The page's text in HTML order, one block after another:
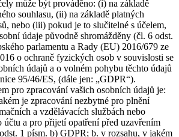
může být prováděno: (i) na základě
souhlasu, (ii) na základě platných
nebo (iii) pokud je to slučitelné s účelem,
údaje původně shromážděny (čl. 6 odst.
parlamentu a Rady (EU) 2016/679 ze
o ochraně fyzických osob v souvislosti se
údajů a o volném pohybu těchto údajů
95/46/ES, (dále jen: „GDPR“).
pro zpracování vašich osobních údajů je:
je zpracování nezbytné pro plnění
a vzdělávacích službách nebo
účtu a pro přijetí opatření před uzavřením
1 písm. b) GDPR; b. v rozsahu, v jakém